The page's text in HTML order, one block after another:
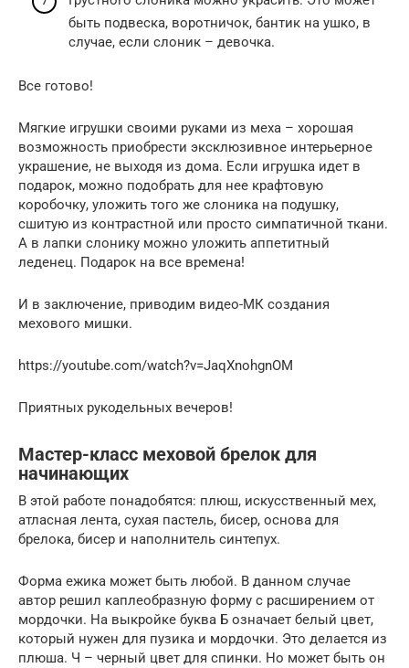
быть подвеска, воротничок, бантик на ушко, в
случае, если слоник – девочка.
Все готово!
Мягкие игрушки своими руками из меха – хорошая
возможность приобрести эксклюзивное интерьерное
украшение, не выходя из дома. Если игрушка идет в
подарок, можно подобрать для нее крафтовую
коробочку, уложить того же слоника на подушку,
сшитую из контрастной или просто симпатичной ткани.
А в лапки слонику можно уложить аппетитный
леденец. Подарок на все времена!
И в заключение, приводим видео-МК создания
мехового мишки.
https://youtube.com/watch?v=JaqXnohgnOM
Приятных рукодельных вечеров!
Мастер-класс меховой брелок для
начинающих
В этой работе понадобятся: плюш, искусственный мех,
атласная лента, сухая пастель, бисер, основа для
брелока, бисер и наполнитель синтепух.
Форма ежика может быть любой. В данном случае
автор решил каплеобразную форму с расширением от
мордочки. На выкройке буква Б означает белый цвет,
который нужен для пузика и мордочки. Это делается из
плюша. Ч – черный цвет для спинки. Но может быть он